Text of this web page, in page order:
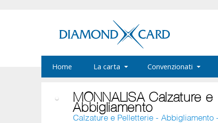
Home La carta Convenzionati
MONNALISA Calzature e
Abbigliamento
Calzature e Pelletterie - Abbigliamento